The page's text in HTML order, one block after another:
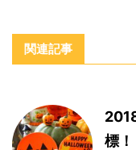
関連記事
標！